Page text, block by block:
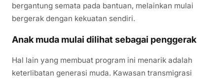
bergantung semata pada bantuan, melainkan mulai
bergerak dengan kekuatan sendiri.
Anak muda mulai dilihat sebagai penggerak
Hal lain yang membuat program ini menarik adalah
keterlibatan generasi muda. Kawasan transmigrasi